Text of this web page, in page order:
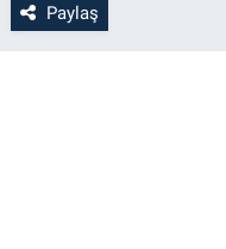
Paylaş